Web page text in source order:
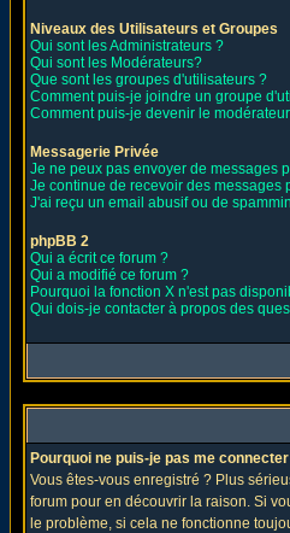
Niveaux des Utilisateurs et Groupes
Qui sont les Administrateurs ?
Qui sont les Modérateurs?
Que sont les groupes d'utilisateurs ?
Comment puis-je joindre un groupe
Comment puis-je devenir le
Messagerie Privée
Je ne peux pas envoyer de messages
Je continue de recevoir des messages
J'ai reçu un email abusif ou de
phpBB 2
Qui a écrit ce forum ?
Qui a modifié ce forum ?
Pourquoi la fonction X n'est pas
Qui dois-je contacter à propos des
Pourquoi ne puis-je pas me
Vous êtes-vous enregistré ? Plus
forum pour en découvrir la raison. Si
le problème, si cela ne fonctionne